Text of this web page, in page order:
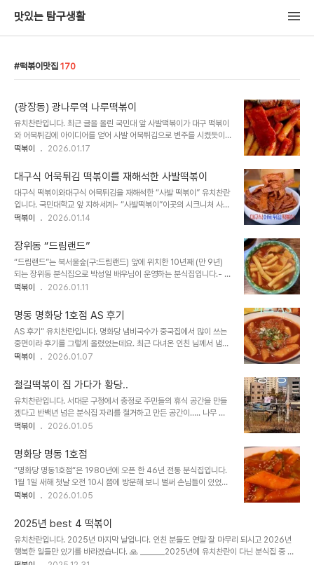
맛있는 탐구생활
떡볶이맛집 170
(광장동) 광나루역 나루떡볶이
유치찬란입니다. 최근 글을 올린 국민대 앞 사발떡볶이가 대구 떡볶이
와 어묵튀김에 아이디어를 얻어 사발 어묵튀김으로 변주를 시켰듯이
2010년대 초반, 수 많은 방송등을 통해 많이 알려졌던, 중국식 새우
새우김말이가 있는 ’나루떡볶이를 다녀왔습니다. 오픈 시간 전에 방문
했는데요. 오픈 시간이 되자 많은 손님들이 찾아왔습니다.
___________떡볶이 비주얼만 보면, 인근 아차산 신토불이 떡볶이와 흡
사해 보였습니다. 은은한 마늘 풍미와 물엿 등의 단맛이 더해지고 고춧
가루 양념의 (달콤) 절제된 매콤한 감칠맛을 가진 떡볶이는 조금은 식
였습니다. 서울 분식집에서는 보기 드물지만,..
떡볶이 2026.01.17
대구식 어묵튀김 떡볶이를 재해석한 사발떡볶이
대구식 떡볶이와대구식 어묵튀김을 재해석한 “사발 떡볶이” 유치찬란
입니다. 국민대학교 앞 지하세계~ “사발떡볶이”이곳의 시크니처 사발
떡볶이는 튀김 어묵을 올려주는 것이 포인트인데요. 어포처럼, 가볍고
한 국물에 더해지면, 식감이 드라마틱하게 변해 쫄깃한 식감을 자랑합
니다. 이곳 어묵튀김은 한 번 튀겨 내어주는 대구식 어묵 튀김을 재해
석한 어묵튀김이랄까요? - 납작 어묵을 한 번 튀기면 부풀어 올랐다가
식으면, 쪼그라들면서 쫄깃한 식감을 가지게 되는 대구 어묵튀김의 특
징을 재해석한 이곳은 어묵을 두 번 튀기고 있었는데요. 초벌로 한 번
소함을 가지게 됩니다. 국물 떡볶이 스타일..
떡볶이 2026.01.14
장위동 “드림랜드”
“드림랜드”는 북서울숲(구:드림랜드) 앞에 위치한 10년째 (만 9년)
되는 장위동 분식집으로 박성일 배우님이 운영하는 분식집입니다.- 사
실 오픈 당시 알고는 있었는데요. 솔직히 제가 그 때는 관심이 없었습
6시에 나와 당일 판매할 음식 준비를 하고 계셨던, 성실하시고 친절하
셨던 사장님“ 중식도를 사옹하시는 모습이 평범하지 않아 보였습니다.
하루 계란 소비가 꽤 많은 곳 같네요. 동료 선후배 연예인들의 사인이
걸려있는 벽면“ 요즘은 주 재료만 달리 넣어서 김밥 종류를 늘리는 김
밥 집이 일반적이잖아요. 다른 곳과 달리 한 종류 김밥만 있는 것이 인
_________김밥김밥을 넣자 입..
떡볶이 2026.01.11
명동 명화당 1호점 AS 후기
AS 후기“ 유치찬란입니다. 명화당 냄비국수가 중국집에서 많이 쓰는
중면이라 후기를 그렇게 올렸었는데요. 최근 다녀온 인친 님께서 냄비
국수 면이 쫄면으로 느껴진다고 해서 아점 식사 겸 해서 오늘 다녀왔습
먹어보니 냄비국수 면은 중면이었는데 특히 오늘은 면을 미리 삶아 논
지 시간이 좀 되었는지 ..유독 면이 더 퍼져 있더라고요..__________다
만, 옛날에는 쫄우동처럼 쫄면을 썼었다고 말씀하시고..지금도 냄비우
동 면을 쫄면으로 달라고 하면, 그렇게 만들어 준다고 하시네요. - 인
친님 말씀도 맞겠다 싶었던 것이 바쁜 주방에서 알수 없는 이유 등으로
든 요. 오늘 먹은 쌀..
떡볶이 2026.01.07
철길떡볶이 집 가다가 황당..
유치찬란입니다. 서대문 구청에서 충정로 주민들의 휴식 공간을 만들
겠다고 반백년 넘은 분식집 자리를 철거하고 만든 공간이….. 나무 몇
그루 심고 끝“ 오늘 방문했다가 황당하고 허망하더라고요… 떡볶이를
죠!!다행히 철길 맞은 편으로 철길떡볶이가 이전을 했습니다만…
______이전 자리 유튜브 영상을 사진으로 출력해서 메일 보내드리고
새해 인사차 들리러 가뵜더니..!!#떡볶이맛집 #떡볶이 #철길떡볶이
떡볶이 2026.01.05
명화당 명동 1호점
“명화당 명동1호점“은 1980년에 오픈 한 46년 전통 분식집입니다.
1월 1일 새해 첫날 오전 10시 쯤에 방문해 보니 벌써 손님들이 있었고
무 한 박스, 시금치 한 박스 다듬는 직원 분의 모습도 볼 수 있었습니
떡볶이 매콤 달콤한 쌀떡볶이.외국인 손님이 많다 보니? 무난한 맛이
특징입니다.다만 먹다 보면, 양념 맛이 익숙해지면서 떡 식감이 뇌를
자극시키고 지배한다는 재밌는 경험을 하게 됩니다. 비고) 이곳의 주
력 메뉴가 아니다 보니 오후에 방문하면, (오랜 방문의 경험 상) 떡볶
떡볶이 2026.01.05
2025년 best 4 떡볶이
유치찬란입니다. 2025년 마지막 날입니다. 인친 분들도 연말 잘 마무리 되시고 2026년
행복한 일들만 있기를 바라겠습니다. 🙏 _______2025년에 유치찬란이 다닌 분식집 중 가